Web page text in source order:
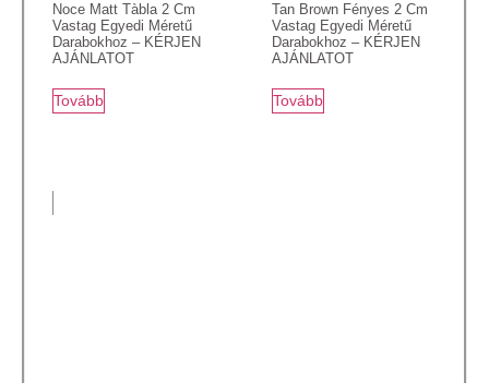
Noce Matt Tàbla 2 Cm
Vastag Egyedi Méretű
Darabokhoz – KÉRJEN
AJÁNLATOT
Tovább
Tan Brown Fényes 2 Cm
Vastag Egyedi Méretű
Darabokhoz – KÉRJEN
AJÁNLATOT
Tovább